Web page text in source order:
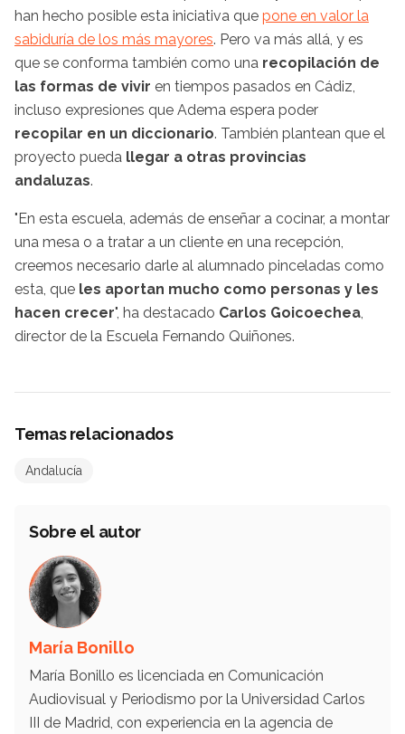
han hecho posible esta iniciativa que pone en valor la
sabiduría de los más mayores. Pero va más allá, y es
que se conforma también como una recopilación de
las formas de vivir en tiempos pasados en Cádiz,
incluso expresiones que Adema espera poder
recopilar en un diccionario. También plantean que el
proyecto pueda llegar a otras provincias
andaluzas.
"En esta escuela, además de enseñar a cocinar, a montar
una mesa o a tratar a un cliente en una recepción,
creemos necesario darle al alumnado pinceladas como
esta, que les aportan mucho como personas y les
hacen crecer", ha destacado Carlos Goicoechea
director de la Escuela Fernando Quiñones.
Temas relacionados
Andalucía
Sobre el autor
María Bonillo
María Bonillo es licenciada en Comunicación
Audiovisual y Periodismo por la Universidad Carlos
III de Madrid, con experiencia en la agencia de